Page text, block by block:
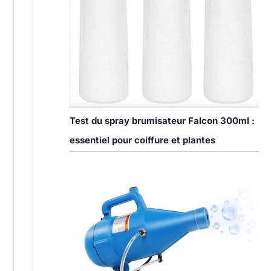
Test du spray brumisateur Falcon 300ml :
essentiel pour coiffure et plantes